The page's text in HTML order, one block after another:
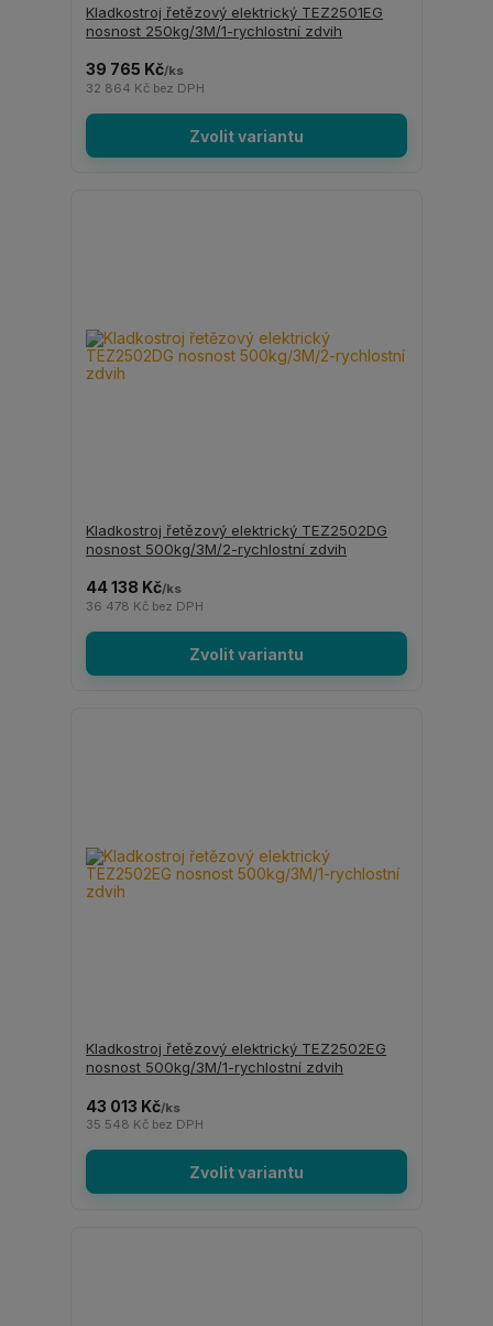
Kladkostroj řetězový elektrický TEZ2501EG
nosnost 250kg/3M/1-rychlostní zdvih
39 765 Kč/ks
32 864 Kč bez DPH
Zvolit variantu
Kladkostroj řetězový elektrický TEZ2502DG
nosnost 500kg/3M/2-rychlostní zdvih
44 138 Kč/ks
36 478 Kč bez DPH
Zvolit variantu
Kladkostroj řetězový elektrický TEZ2502EG
nosnost 500kg/3M/1-rychlostní zdvih
43 013 Kč/ks
35 548 Kč bez DPH
Zvolit variantu